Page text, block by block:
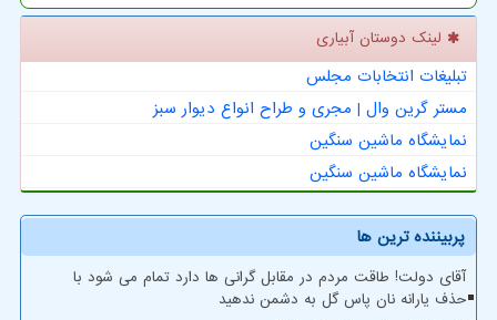
لینک دوستان آبیاری
تبلیغات انتخابات مجلس
مستر گرین وال | مجری و طراح انواع دیوار سبز
نمایشگاه ماشین سنگین
نمایشگاه ماشین سنگین
پربیننده ترین ها
آقای دولت! طاقت مردم در مقابل گرانی ها دارد تمام می شود با
حذف یارانه نان پاس گل به دشمن ندهید